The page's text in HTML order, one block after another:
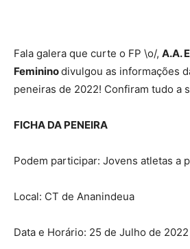
Fala galera que curte o FP \o/, A.A.
Femininodivulgou as informações
peneiras de 2022! Confiram tudo a
FICHA DA PENEIRA
Podem participar: Jovens atletas a
Local: CT de Ananindeua
Data e Horário: 25 de Julho de